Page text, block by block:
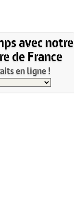
avec notre
de France
en ligne !